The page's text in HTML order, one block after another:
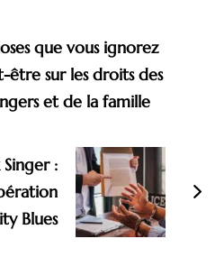
que vous ignorez
être sur les droits des
et de la famille
:
Blues